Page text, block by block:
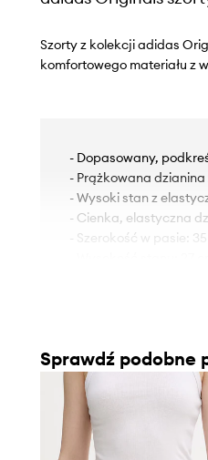
Szorty z kolekcji adidas
komfortowego materiału z
- Dopasowany,
- Prążkowana
- Wysoki stan z
- Cienka, elastyczna
- Szerokość w pasie: 35
Sprawdź podobne